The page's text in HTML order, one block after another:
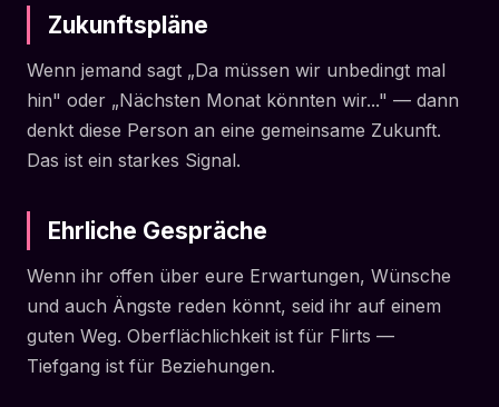
Zukunftspläne
Wenn jemand sagt „Da müssen wir unbedingt mal
hin" oder „Nächsten Monat könnten wir..." — dann
denkt diese Person an eine gemeinsame Zukunft.
Das ist ein starkes Signal.
Ehrliche Gespräche
Wenn ihr offen über eure Erwartungen, Wünsche
und auch Ängste reden könnt, seid ihr auf einem
guten Weg. Oberflächlichkeit ist für Flirts —
Tiefgang ist für Beziehungen.